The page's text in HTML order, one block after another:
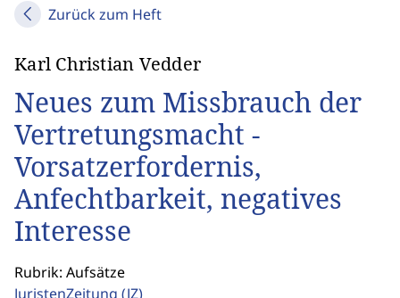
Zurück zum Heft
Karl Christian Vedder
Neues zum Missbrauch der
Vertretungsmacht -
Vorsatzerfordernis,
Anfechtbarkeit, negatives
Interesse
Rubrik: Aufsätze
JuristenZeitung (JZ)